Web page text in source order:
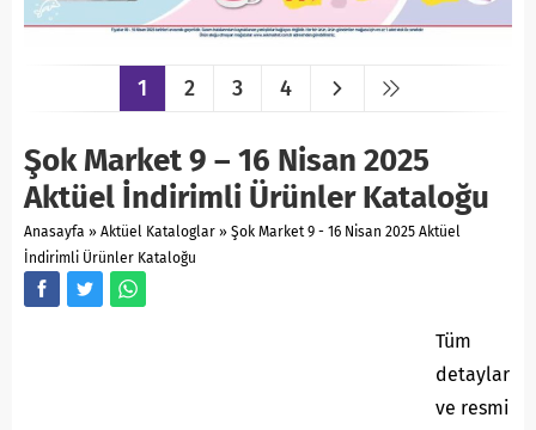
1 2 3 4
Şok Market 9 – 16 Nisan 2025
Aktüel İndirimli Ürünler Kataloğu
Anasayfa » Aktüel Kataloglar » Şok Market 9 - 16 Nisan 2025 Aktüel
İndirimli Ürünler Kataloğu
Tüm
detaylar
ve resmi